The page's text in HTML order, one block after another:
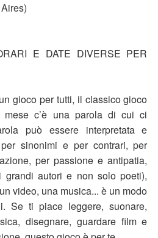
E DATE DIVERSE PER
gioco per tutti, il classico gioco
c’è una parola di cui ci
può essere interpretata e
sinonimi e per contrari, per
per passione e antipatia,
grandi autori e non solo poeti),
video, una musica... è un modo
Se ti piace leggere, suonare,
disegnare, guardare film e